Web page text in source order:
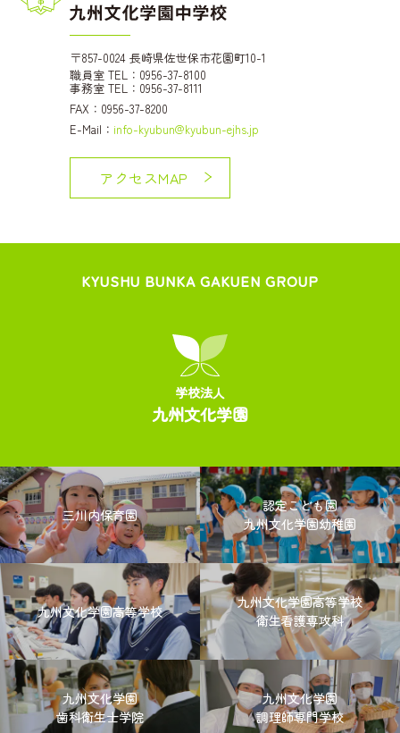
〒857-0024 長崎県佐世保市花園町10-1
職員室 TEL：0956-37-8100
事務室 TEL：0956-37-8111
FAX：0956-37-8200
E-Mail： info-kyubun@kyubun-ejhs.jp
アクセスMAP
KYUSHU BUNKA GAKUEN GROUP
学校法人
九州文化学園
三川内保育園
認定こども園
九州文化学園幼稚園
九州文化学園高等学校
九州文化学園高等学校
衛生看護専攻科
九州文化学園
歯科衛生士学院
九州文化学園
調理師専門学校